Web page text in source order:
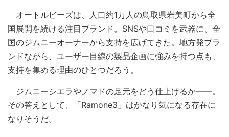
オートルビーズは、人口約1万人の鳥取県岩美町から全
国展開を続ける注目ブランド。SNSや口コミを武器に、全
国のジムニーオーナーから支持を広げてきた。地方発ブラ
ンドながら、ユーザー目線の製品企画に強みを持つ点も、
支持を集める理由のひとつだろう。
ジムニーシエラやノマドの足元をどう仕上げるか――。
その答えとして、「Ramone3」はかなり気になる存在に
なりそうだ。